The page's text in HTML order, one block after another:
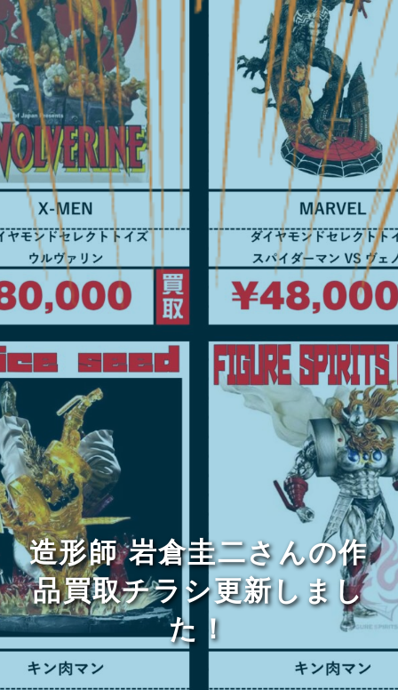
造形師 岩倉圭二さんの作
品買取チラシ更新しまし
た！